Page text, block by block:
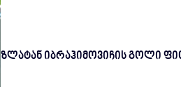
ზლატან იბრაჰიმოვიჩის გოლი